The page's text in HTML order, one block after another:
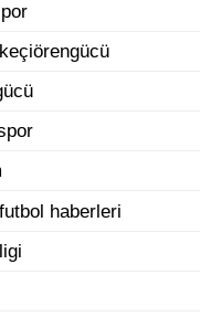
haberleri